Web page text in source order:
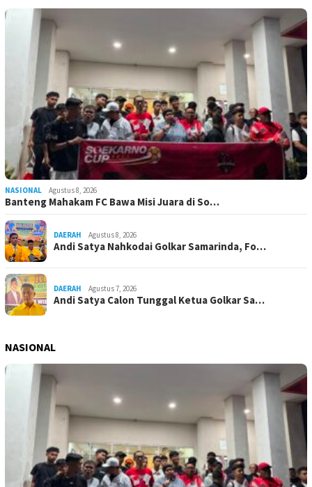
NASIONAL Agustus 8, 2026
Banteng Mahakam FC Bawa Misi Juara di So…
DAERAH Agustus 8, 2026
Andi Satya Nahkodai Golkar Samarinda, Fo…
DAERAH Agustus 7, 2026
Andi Satya Calon Tunggal Ketua Golkar Sa…
NASIONAL